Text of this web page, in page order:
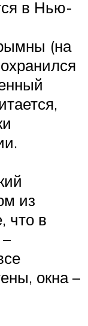
в Нью-
(на
из
что в
окна –